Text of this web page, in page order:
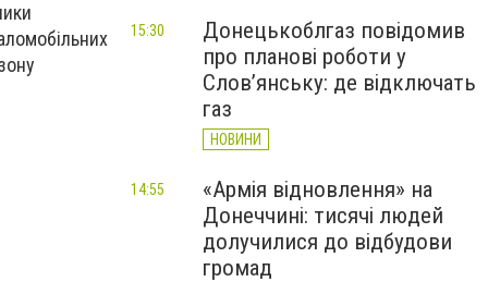
Донецькоблгаз повідомив
про планові роботи у
Слов’янську: де відключать
газ
НОВИНИ
15:30
«Армія відновлення» на
Донеччині: тисячі людей
долучилися до відбудови
громад
14:55